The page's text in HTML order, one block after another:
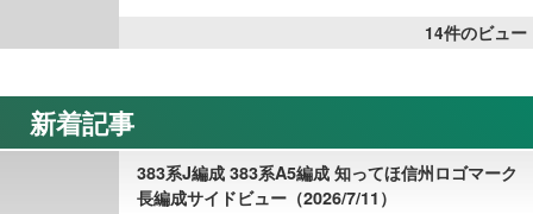
14件のビュー
新着記事
383系J編成 383系A5編成 知ってほ信州ロゴマーク
長編成サイドビュー（2026/7/11）